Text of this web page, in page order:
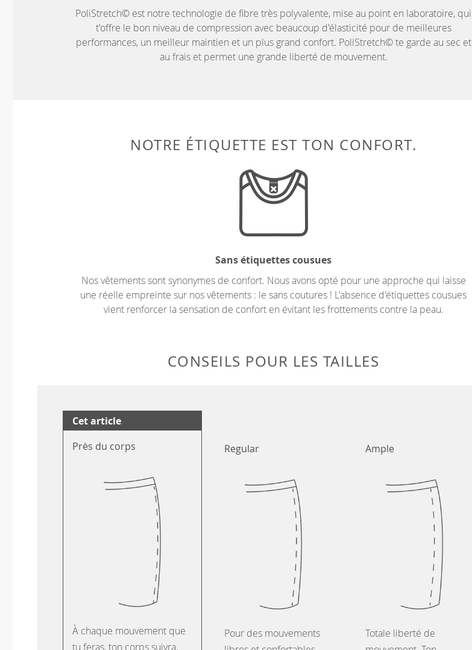
PoliStretch© est notre technologie de fibre très polyvalente, mise au point en laboratoire, qui
t'offre le bon niveau de compression avec beaucoup d'élasticité pour de meilleures
performances, un meilleur maintien et un plus grand confort. PoliStretch© te garde au sec et
au frais et permet une grande liberté de mouvement.
NOTRE ÉTIQUETTE EST TON CONFORT.
Sans étiquettes cousues
Nos vêtements sont synonymes de confort. Nous avons opté pour une approche qui laisse
une réelle empreinte sur nos vêtements : le sans coutures ! L'absence d'étiquettes cousues
vient renforcer la sensation de confort en évitant les frottements contre la peau.
CONSEILS POUR LES TAILLES
Cet article
Près du corps
À chaque mouvement que
tu feras, ton corps suivra.
Regular
Pour des mouvements
Ample
Totale liberté de